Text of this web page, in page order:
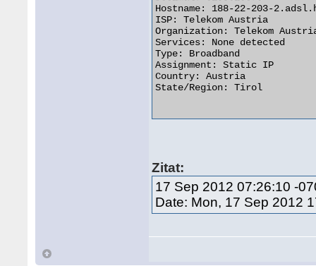
Hostname: 188-22-203-
ISP: Telekom Austria
Organization: Telekom
Services: None detected
Type: Broadband
Assignment: Static IP
Country: Austria
State/Region: Tirol
Zitat:
17 Sep 2012 07:26:10 -
Date: Mon, 17 Sep 2012